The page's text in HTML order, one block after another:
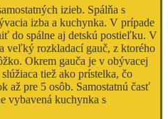
izieb. Spálňa s
izba a kuchynka. V prípade
do spálne aj detskú postieľku. V
veľký rozkladací gauč, z ktorého
Okrem gauča je v obývacej
tiež ako prístelka, čo
až pre 5 osôb. Samostatnú časť
vybavená kuchynka s